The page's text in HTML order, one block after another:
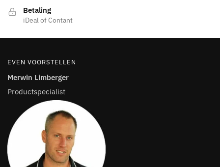
Betaling
iDeal of Contant
EVEN VOORSTELLEN
Merwin Limberger
Productspecialist